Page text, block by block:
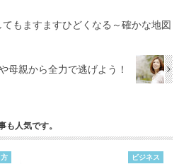
てもますますひどくなる～確かな地図
母親から全力で逃げよう！
も人気です。
ビジネス